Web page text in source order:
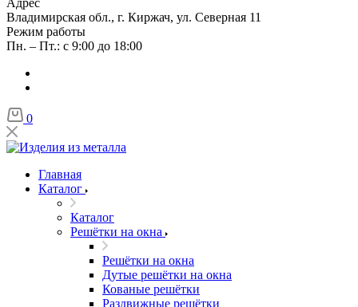
Адрес
Владимирская обл., г. Киржач, ул. Северная 11
Режим работы
Пн. – Пт.: с 9:00 до 18:00
0
Главная
Каталог
Каталог
Решётки на окна
Решётки на окна
Дутые решётки на окна
Кованые решётки
Раздвижные решётки